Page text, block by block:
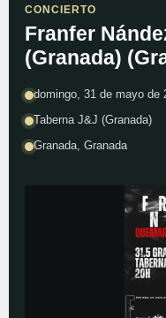
CONCIERTO
Franfer
(Granada)
domingo, 31 de mayo de
Taberna J&J (Granada)
Granada, Granada